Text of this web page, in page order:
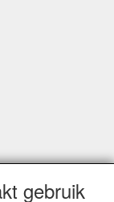
gebruik